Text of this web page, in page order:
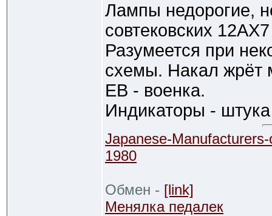
Лампы недорогие,
совтековских
Разумеется при
схемы. Накал жрёт
ЕВ - военка.
Индикаторы -
Japanese-
1980
Обмен - [link]
Менялка педалек